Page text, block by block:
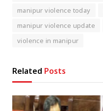
manipur violence today
manipur violence update
violence in manipur
Related Posts